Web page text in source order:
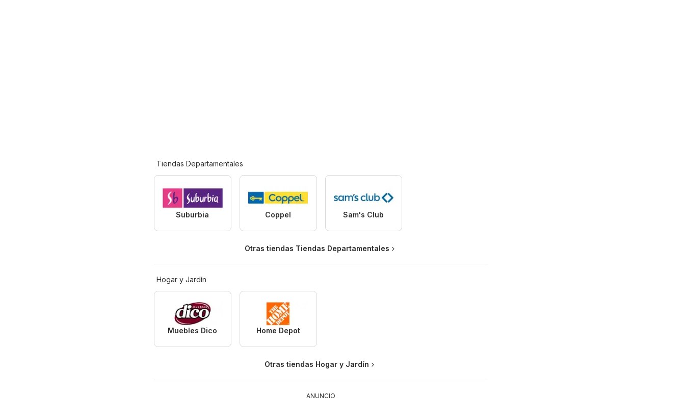
Tiendas Departamentales
Suburbia Coppel Sam's Club
Otras tiendas Tiendas Departamentales
Hogar y Jardín
Muebles Dico Home Depot
Otras tiendas Hogar y Jardín
ANUNCIO